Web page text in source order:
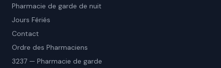
Pharmacie de garde de nuit
Jours Fériés
Contact
Ordre des Pharmaciens
3237 — Pharmacie de garde